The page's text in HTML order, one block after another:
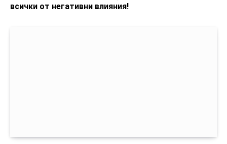
всички от негативни влияния!